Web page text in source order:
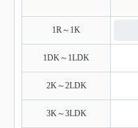
1R～1K
1DK～1LDK
2K～2LDK
3K～3LDK